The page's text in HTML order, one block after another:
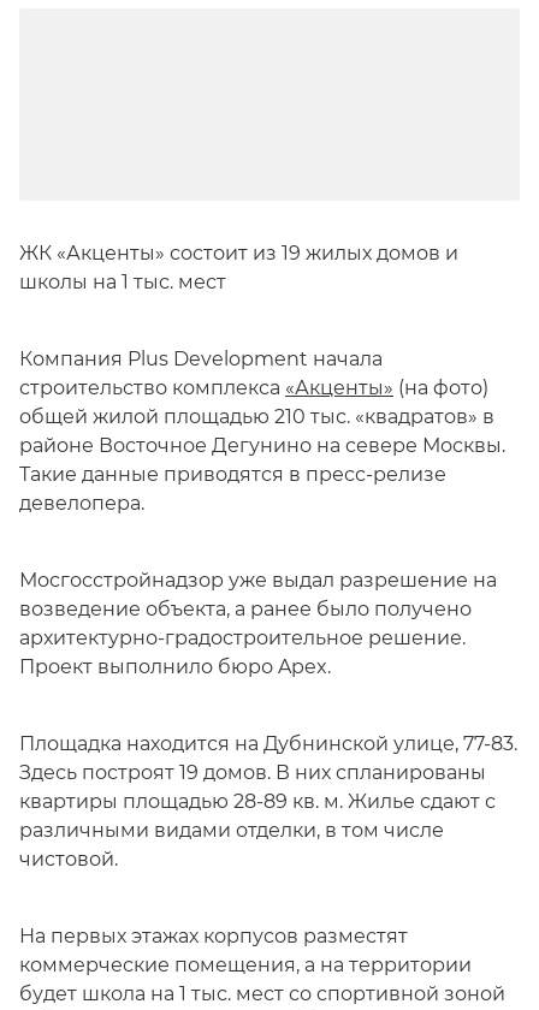
ЖК «Акценты» состоит из 19 жилых домов и
школы на 1 тыс. мест
Компания Plus Development начала
строительство комплекса «Акценты» (на фото)
общей жилой площадью 210 тыс. «квадратов» в
районе Восточное Дегунино на севере Москвы.
Такие данные приводятся в пресс-релизе
девелопера.
Мосгосстройнадзор уже выдал разрешение на
возведение объекта, а ранее было получено
архитектурно-градостроительное решение.
Проект выполнило бюро Apex.
Площадка находится на Дубнинской улице, 77-83.
Здесь построят 19 домов. В них спланированы
квартиры площадью 28-89 кв. м. Жилье сдают с
различными видами отделки, в том числе
чистовой.
На первых этажах корпусов разместят
коммерческие помещения, а на территории
будет школа на 1 тыс. мест со спортивной зоной